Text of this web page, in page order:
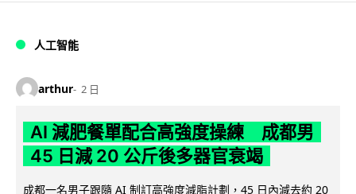
人工智能
arthur 2 日
AI 減肥餐單配合高強度操練 成都男
45 日減 20 公斤後多器官衰竭
成都一名男子跟隨 AI 制訂高強度減脂計劃，45 日內減去約 20